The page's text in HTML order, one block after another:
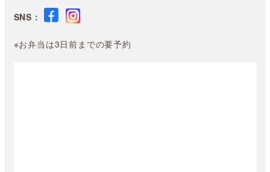
SNS：
※お弁当は3日前までの要予約